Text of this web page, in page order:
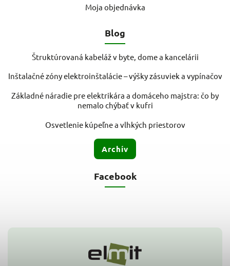
Moja objednávka
Blog
Štruktúrovaná kabeláž v byte, dome a kancelárii
Inštalačné zóny elektroinštalácie – výšky zásuviek a vypínačov
Základné náradie pre elektrikára a domáceho majstra: čo by
nemalo chýbať v kufri
Osvetlenie kúpeľne a vlhkých priestorov
Archív
Facebook